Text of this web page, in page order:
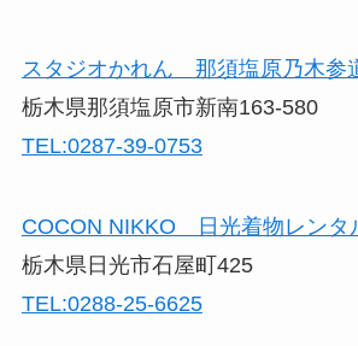
スタジオかれん 那須塩原乃木参
栃木県那須塩原市新南163-580
TEL:0287-39-0753
COCON NIKKO 日光着物レンタ
栃木県日光市石屋町425
TEL:0288-25-6625